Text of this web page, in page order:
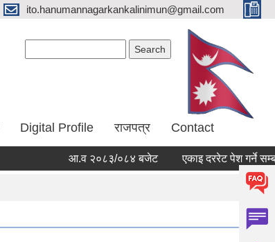
ito.hanumannagarkankalinimun@gmail.com
Digital Profile राजपत्र Contact
आ.व २०८३/०८४ बजेट एकाइ दररेट पेश गर्ने